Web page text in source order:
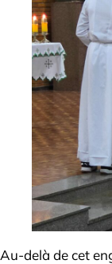
Au-delà de cet